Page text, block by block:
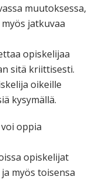
muutoksessa,
jatkuvaa
opiskelijaa
sitä kriittisesti.
oikeille
kysymällä.
oppia
opiskelijat
myös toisensa